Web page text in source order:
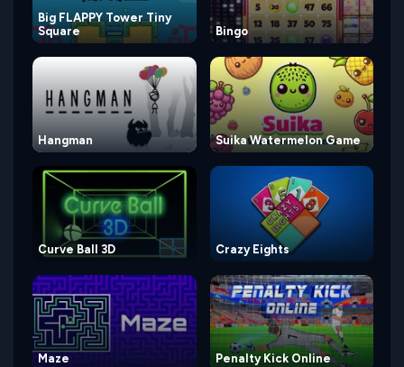
Big FLAPPY Tower Tiny
Square
Bingo
Hangman Suika Watermelon Game
Curve Ball 3D Crazy Eights
Maze Penalty Kick Online